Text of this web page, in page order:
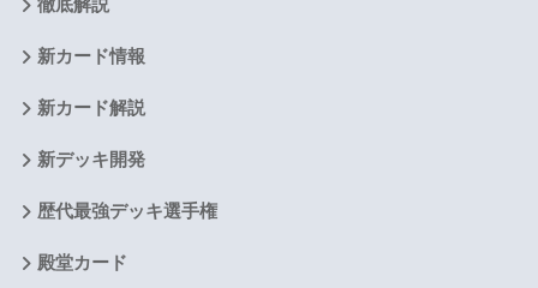
徹底解説
新カード情報
新カード解説
新デッキ開発
歴代最強デッキ選手権
殿堂カード